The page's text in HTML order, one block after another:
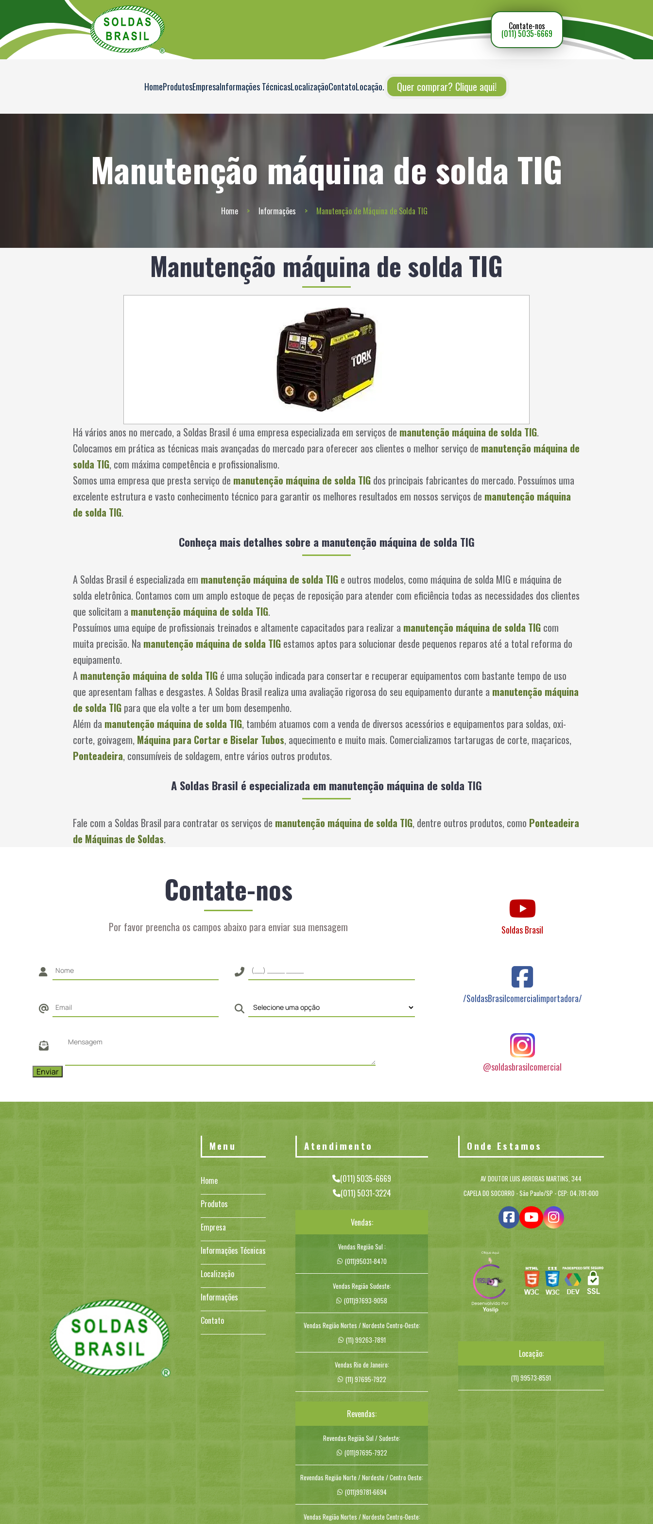
Contate-nos
(011) 5035-6669
HomeProdutosEmpresaInformações TécnicasLocalizaçãoContatoLocação. Quer comprar? Clique aqui!
Manutenção máquina de solda TIG
Home Informações Manutenção de Máquina de Solda TIG
Manutenção máquina de solda TIG
Há vários anos no mercado, a Soldas Brasil é uma empresa especializada em serviços de manutenção máquina de solda TIG.
Colocamos em prática as técnicas mais avançadas do mercado para oferecer aos clientes o melhor serviço de manutenção máquina de
solda TIG, com máxima competência e profissionalismo.
Somos uma empresa que presta serviço de manutenção máquina de solda TIG dos principais fabricantes do mercado. Possuímos uma
excelente estrutura e vasto conhecimento técnico para garantir os melhores resultados em nossos serviços de manutenção máquina
de solda TIG.
Conheça mais detalhes sobre a manutenção máquina de solda TIG
A Soldas Brasil é especializada em manutenção máquina de solda TIG e outros modelos, como máquina de solda MIG e máquina de
solda eletrônica. Contamos com um amplo estoque de peças de reposição para atender com eficiência todas as necessidades dos clientes
que solicitam a manutenção máquina de solda TIG.
Possuímos uma equipe de profissionais treinados e altamente capacitados para realizar a manutenção máquina de solda TIG com
muita precisão. Na manutenção máquina de solda TIG estamos aptos para solucionar desde pequenos reparos até a total reforma do
equipamento.
A manutenção máquina de solda TIG é uma solução indicada para consertar e recuperar equipamentos com bastante tempo de uso
que apresentam falhas e desgastes. A Soldas Brasil realiza uma avaliação rigorosa do seu equipamento durante a manutenção máquina
de solda TIG para que ela volte a ter um bom desempenho.
Além da manutenção máquina de solda TIG, também atuamos com a venda de diversos acessórios e equipamentos para soldas, oxi-
corte, goivagem, Máquina para Cortar e Biselar Tubos, aquecimento e muito mais. Comercializamos tartarugas de corte, maçaricos,
Ponteadeira, consumíveis de soldagem, entre vários outros produtos.
A Soldas Brasil é especializada em manutenção máquina de solda TIG
Fale com a Soldas Brasil para contratar os serviços de manutenção máquina de solda TIG, dentre outros produtos, como Ponteadeira
de Máquinas de Soldas.
Contate-nos
Por favor preencha os campos abaixo para enviar sua mensagem Soldas Brasil
/SoldasBrasilcomercialimportadora/
@soldasbrasilcomercial
Menu
Home
Produtos
Empresa
Informações Técnicas
Localização
Informações
Contato
Atendimento
(011) 5035-6669
(011) 5031-3224
Vendas:
Vendas Região Sul :
(011)95031-8470
Vendas Região Sudeste:
(011)97693-9058
Vendas Região Nortes / Nordeste Centro-Oeste:
(11) 99263-7891
Vendas Rio de Janeiro:
(11) 97695-7922
Revendas:
Revendas Região Sul / Sudeste:
(011)97695-7922
Revendas Região Norte / Nordeste / Centro Oeste:
(011)99781-6694
Vendas Região Nortes / Nordeste Centro-Oeste:
Onde Estamos
AV DOUTOR LUIS ARROBAS MARTINS, 344
CAPELA DO SOCORRO - São Paulo/SP - CEP: 04.781-000
Locação:
(11) 99573-8591